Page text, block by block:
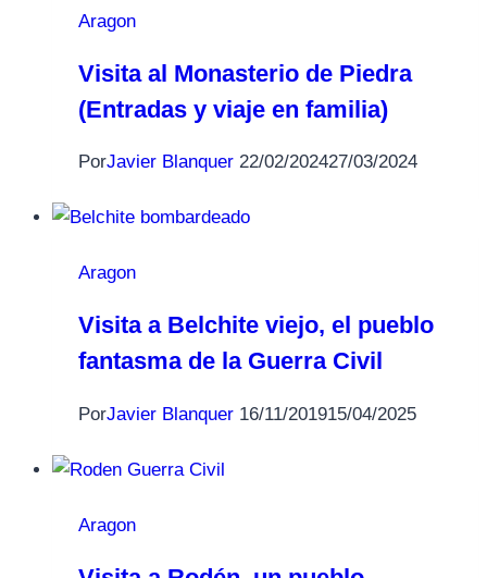
Aragon
Visita al Monasterio de Piedra
(Entradas y viaje en familia)
PorJavier Blanquer 22/02/202427/03/2024
Aragon
Visita a Belchite viejo, el pueblo
fantasma de la Guerra Civil
PorJavier Blanquer 16/11/201915/04/2025
Aragon